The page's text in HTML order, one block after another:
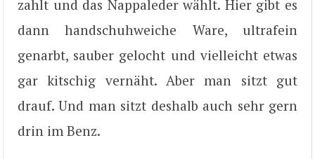
zahlt und das Nappaleder wählt. Hier gibt es
dann handschuhweiche Ware, ultrafein
genarbt, sauber gelocht und vielleicht etwas
gar kitschig vernäht. Aber man sitzt gut
drauf. Und man sitzt deshalb auch sehr gern
drin im Benz.